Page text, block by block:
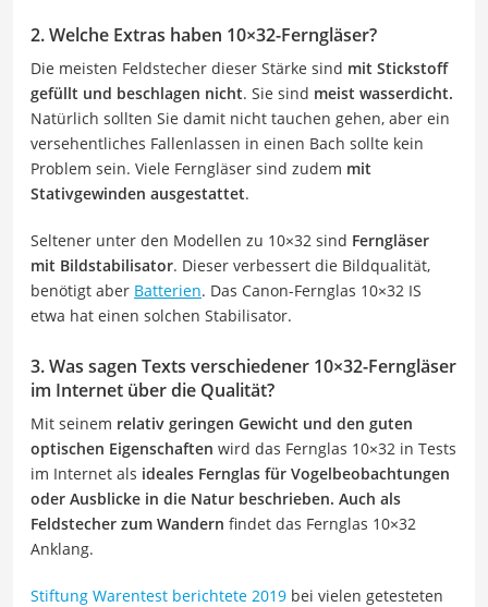
2. Welche Extras haben 10×32-Ferngläser?
Die meisten Feldstecher dieser Stärke sind mit Stickstoff
gefüllt und beschlagen nicht. Sie sind meist wasserdicht.
Natürlich sollten Sie damit nicht tauchen gehen, aber ein
versehentliches Fallenlassen in einen Bach sollte kein
Problem sein. Viele Ferngläser sind zudem mit
Stativgewinden ausgestattet.
Seltener unter den Modellen zu 10×32 sind Ferngläser
mit Bildstabilisator. Dieser verbessert die Bildqualität,
benötigt aber Batterien. Das Canon-Fernglas 10×32 IS
etwa hat einen solchen Stabilisator.
3. Was sagen Texts verschiedener 10×32-Ferngläser
im Internet über die Qualität?
Mit seinem relativ geringen Gewicht und den guten
optischen Eigenschaften wird das Fernglas 10×32 in Tests
im Internet als ideales Fernglas für Vogelbeobachtungen
oder Ausblicke in die Natur beschrieben. Auch als
Feldstecher zum Wandern findet das Fernglas 10×32
Anklang.
Stiftung Warentest berichtete 2019 bei vielen getesteten